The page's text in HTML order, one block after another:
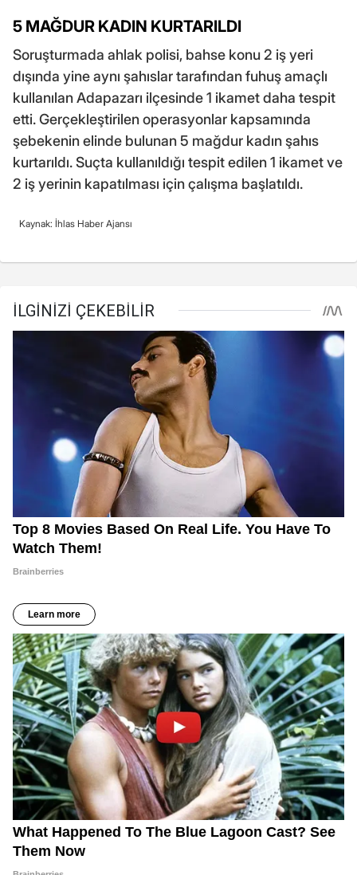
5 MAĞDUR KADIN KURTARILDI
Soruşturmada ahlak polisi, bahse konu 2 iş yeri
dışında yine aynı şahıslar tarafından fuhuş amaçlı
kullanılan Adapazarı ilçesinde 1 ikamet daha tespit
etti. Gerçekleştirilen operasyonlar kapsamında
şebekenin elinde bulunan 5 mağdur kadın şahıs
kurtarıldı. Suçta kullanıldığı tespit edilen 1 ikamet ve
2 iş yerinin kapatılması için çalışma başlatıldı.
Kaynak: İhlas Haber Ajansı